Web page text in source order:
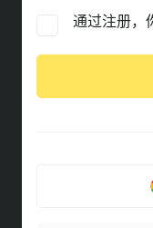
通过注册，